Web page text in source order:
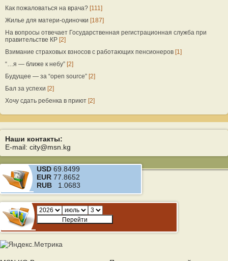
Как пожаловаться на врача? [111]
Жилье для матери-одиночки [187]
На вопросы отвечает Государственная регистрационная служба при
правительстве КР [2]
Взимание страховых взносов с работающих пенсионеров [1]
“…я — ближе к небу” [2]
Будущее — за “open source” [2]
Бал за успехи [2]
Хочу сдать ребенка в приют [2]
Наши контакты:
E-mail: city@msn.kg
USD 69.8499
EUR 77.8652
RUB 1.0683